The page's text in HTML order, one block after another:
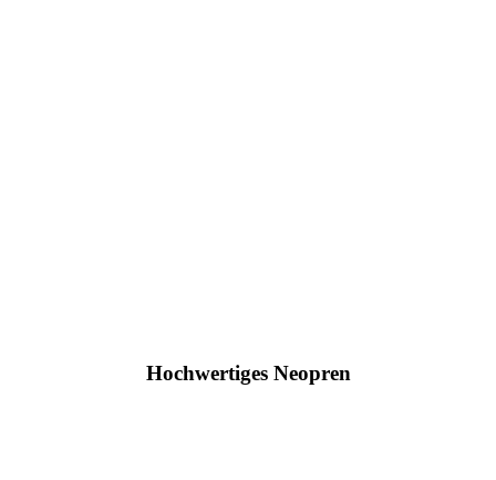
Hochwertiges Neopren